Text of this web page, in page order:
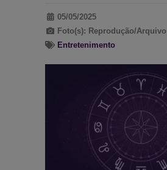
05/05/2025
Foto(s): Reprodução/Arquivo
Entretenimento